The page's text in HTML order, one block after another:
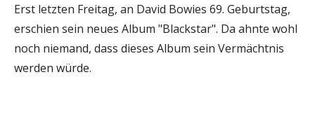
Erst letzten Freitag, an David Bowies 69. Geburtstag,
erschien sein neues Album "Blackstar". Da ahnte wohl
noch niemand, dass dieses Album sein Vermächtnis
werden würde.